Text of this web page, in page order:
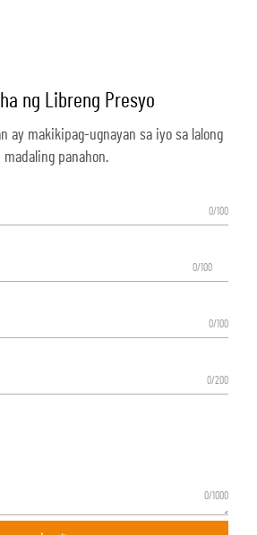
ng Libreng Presyo
ay makikipag-ugnayan sa iyo sa lalong
madaling panahon.
0/100
0/100
0/100
0/200
0/1000